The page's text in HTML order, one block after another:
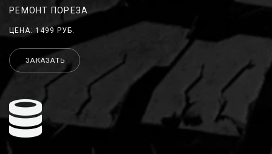
РЕМОНТ ПОРЕЗА
ЦЕНА: 1499 РУБ.
ЗАКАЗАТЬ